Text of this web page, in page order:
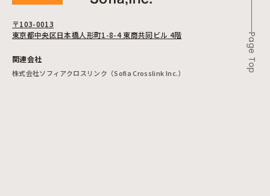
〒103-0013
東京都中央区日本橋人形町1-8-4 東商共同ビル 4階
関連会社
株式会社ソフィアクロスリンク（Sofia Crosslink Inc.） Page Top